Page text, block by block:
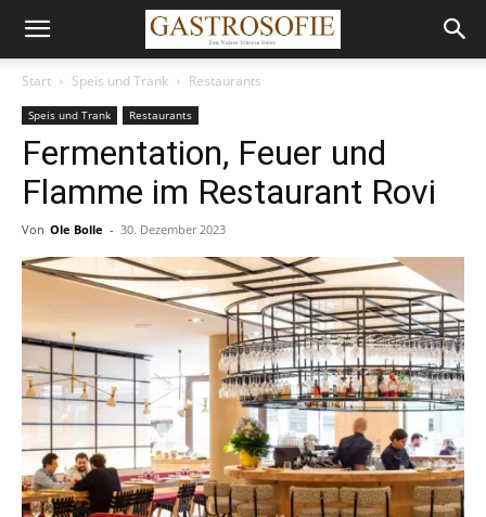
Start Speis und Trank Restaurants
Speis und Trank Restaurants
Fermentation, Feuer und
Flamme im Restaurant Rovi
Von Ole Bolle - 30. Dezember 2023